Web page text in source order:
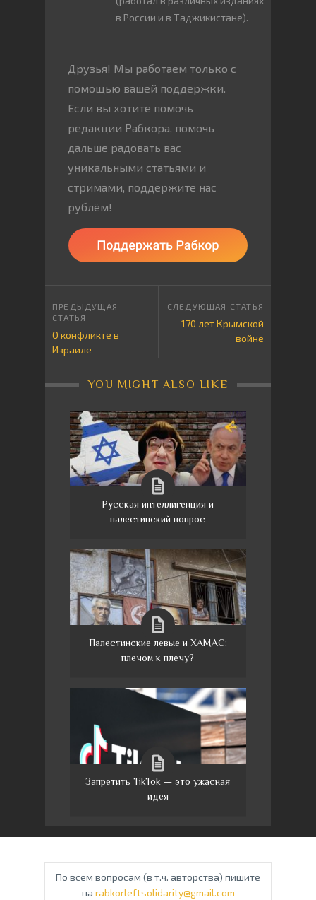
в России и в Таджикистане).
Друзья! Мы работаем только с
помощью вашей поддержки.
Если вы хотите помочь
редакции Рабкора, помочь
дальше радовать вас
уникальными статьями и
стримами, поддержите нас
рублём!
О конфликте в
Израиле
170 лет Крымской
войне
YOU MIGHT ALSO LIKE
Русская интеллигенция и
палестинский вопрос
Палестинские левые и ХАМАС:
плечом к плечу?
Запретить TikTok — это ужасная
идея
По всем вопросам (в т.ч. авторства) пишите
на rabkorleftsolidarity@gmail.com